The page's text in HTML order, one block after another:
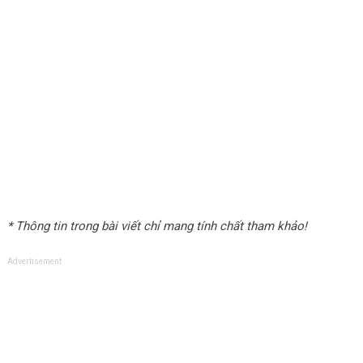
* Thông tin trong bài viết chỉ mang tính chất tham khảo!
Advertisement